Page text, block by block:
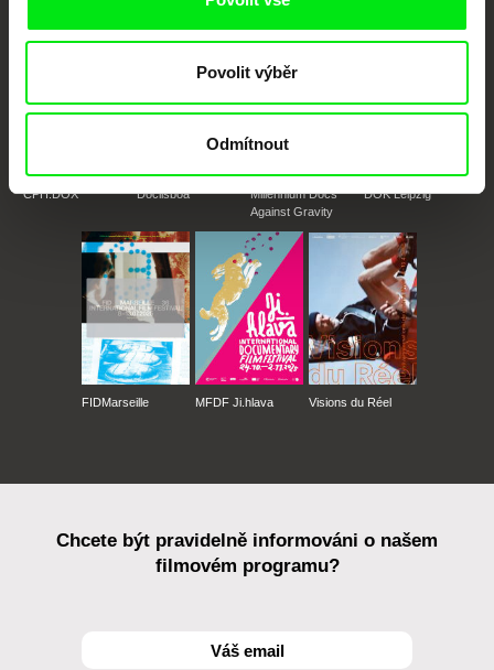
Povolit výběr
Odmítnout
CPH:DOX Doclisboa
Millennium Docs
Against Gravity
DOK Leipzig
FIDMarseille MFDF Ji.hlava Visions du Réel
Chcete být pravidelně informováni o našem
filmovém programu?